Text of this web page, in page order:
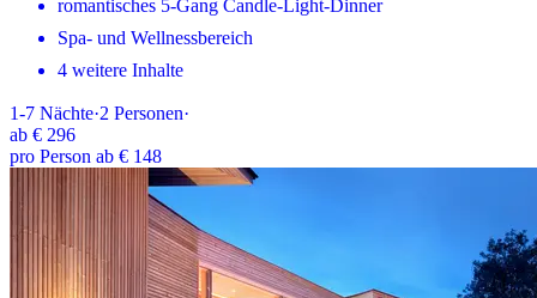
romantisches 5-Gang Candle-Light-Dinner
Spa- und Wellnessbereich
4 weitere Inhalte
1-7 Nächte·2 Personen·
ab € 296
pro Person ab € 148